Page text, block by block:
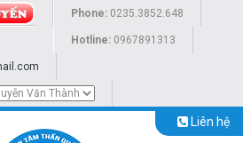
Phone: 0235.3852.648
Hotline: 0967891313
Liên hệ